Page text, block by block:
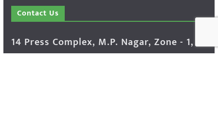
Contact Us
14 Press Complex, M.P. Nagar, Zone - 1,